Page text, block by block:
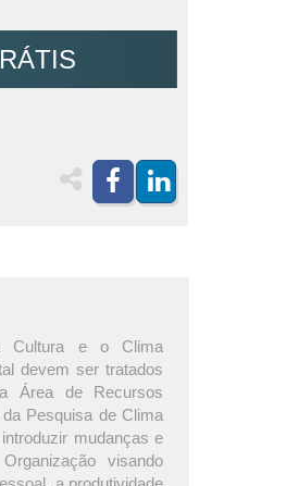
Cultura e o Clima
devem ser tratados
Área de Recursos
Pesquisa de Clima
mudanças e
visando